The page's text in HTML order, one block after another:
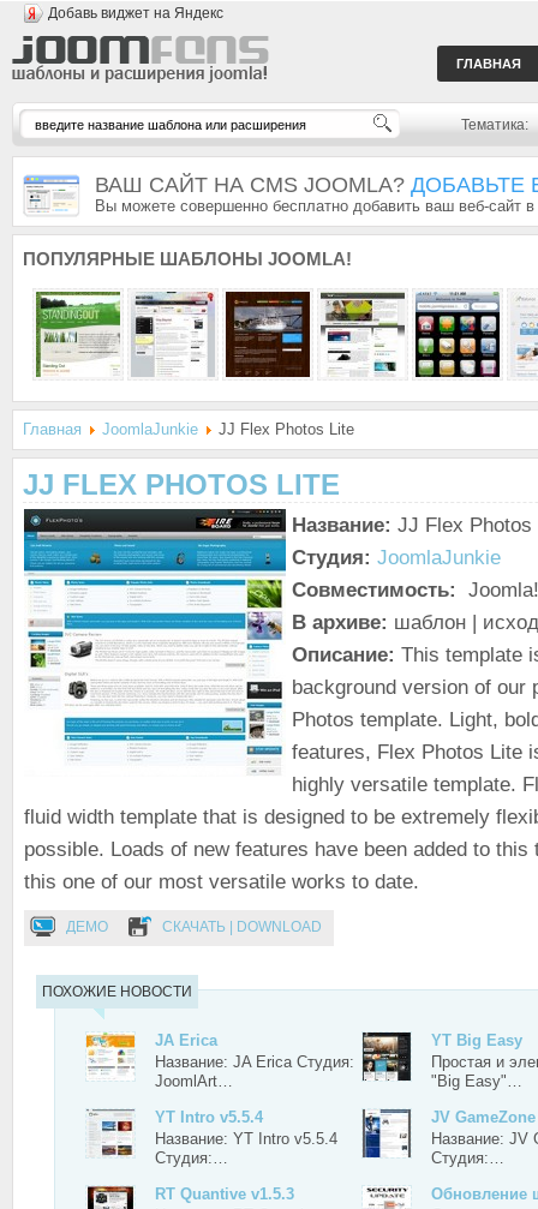
Добавь виджет на Яндекс
ГЛАВНАЯ
Тематика:
ВАШ САЙТ НА CMS JOOMLA? ДОБАВЬТЕ
Вы можете совершенно бесплатно добавить ваш веб-сайт
ПОПУЛЯРНЫЕ ШАБЛОНЫ JOOMLA!
Главная JoomlaJunkie JJ Flex Photos Lite
JJ FLEX PHOTOS LITE
Название: JJ Flex
Студия: JoomlaJunkie
Совместимость:
В архиве: шаблон |
Описание: This template
background version of our
Photos template. Light,
features, Flex Photos Lite
highly versatile template.
fluid width template that is designed to be extremely
possible. Loads of new features have been added to this
this one of our most versatile works to date.
ДЕМО СКАЧАТЬ | DOWNLOAD
ПОХОЖИЕ НОВОСТИ
JA Erica
Название: JA Erica Студия:
JoomlArt…
YT Big Easy
Простая и
"Big Easy"…
YT Intro v5.5.4
Название: YT Intro v5.5.4
Студия:…
JV GameZone
Название: JV
Студия:…
RT Quantive v1.5.3
Обновление